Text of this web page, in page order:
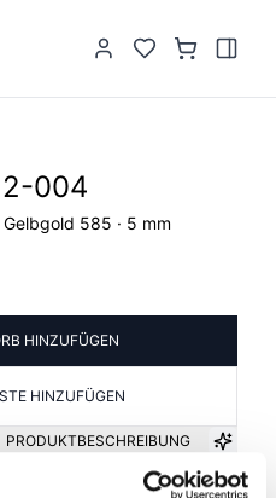
004
Gelbgold 585 · 5 mm
HINZUFÜGEN
HINZUFÜGEN
PRODUKTBESCHREIBUNG